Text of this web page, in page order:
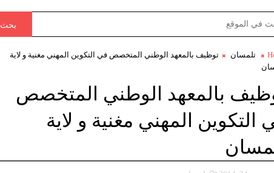
بحث
تلمسان
توظيف بالمعهد الوطني المتخصص في التكوين المهني مغنية و لاية
بالمعهد الوطني المتخصص
التكوين المهني مغنية و لاية